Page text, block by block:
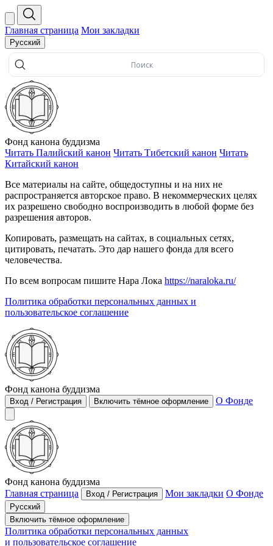
Главная страница Мои закладки
Русский
Фонд канона буддизма
Читать Палийский канон Читать Тибетский канон Читать
Китайский канон
Все материалы на сайте, общедоступны и на них не
распространяется авторское право. В некоммерческих целях
их разрешено свободно воспроизводить в любой форме без
разрешения авторов.
Копировать, размещать на сайтах, в социальных сетях,
цитировать, печатать. Это дар нашего фонда для всего
человечества.
По всем вопросам пишите Нара Лока https://naraloka.ru/
Политика обработки персональных данных и
пользовательское соглашение
Фонд канона буддизма
Вход / Регистрация Включить тёмное оформление О Фонде
Фонд канона буддизма
Главная страница
Вход / Регистрация Мои закладки О Фонде
Русский
Включить тёмное оформление
Политика обработки персональных данных
и пользовательское соглашение